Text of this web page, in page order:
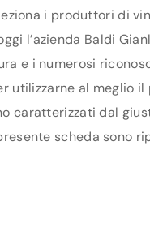
i produttori di
l’azienda Baldi
e i numerosi
al meglio
caratterizzati dal
scheda sono